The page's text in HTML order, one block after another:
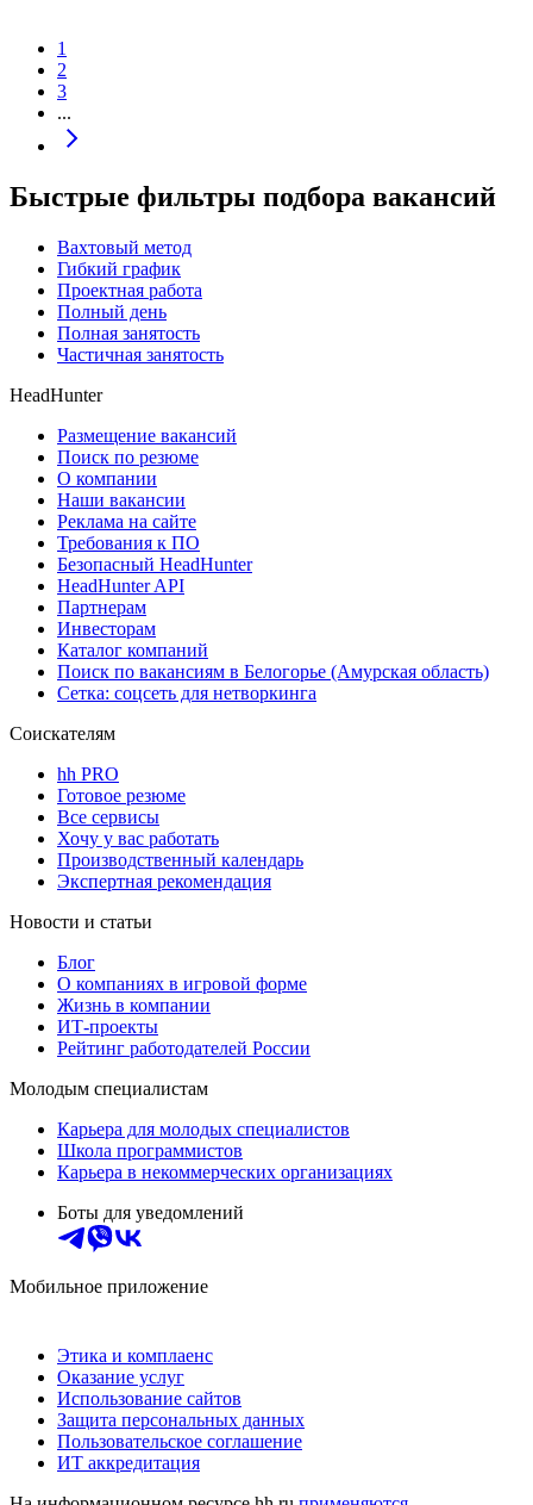
1
2
3
...
Быстрые фильтры подбора вакансий
Вахтовый метод
Гибкий график
Проектная работа
Полный день
Полная занятость
Частичная занятость
HeadHunter
Размещение вакансий
Поиск по резюме
О компании
Наши вакансии
Реклама на сайте
Требования к ПО
Безопасный HeadHunter
HeadHunter API
Партнерам
Инвесторам
Каталог компаний
Поиск по вакансиям в Белогорье (Амурская область)
Сетка: соцсеть для нетворкинга
Соискателям
hh PRO
Готовое резюме
Все сервисы
Хочу у вас работать
Производственный календарь
Экспертная рекомендация
Новости и статьи
Блог
О компаниях в игровой форме
Жизнь в компании
ИТ-проекты
Рейтинг работодателей России
Молодым специалистам
Карьера для молодых специалистов
Школа программистов
Карьера в некоммерческих организациях
Боты для уведомлений
Мобильное приложение
Этика и комплаенс
Оказание услуг
Использование сайтов
Защита персональных данных
Пользовательское соглашение
ИТ аккредитация